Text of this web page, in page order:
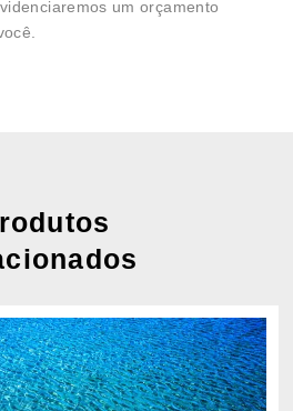
um orçamento